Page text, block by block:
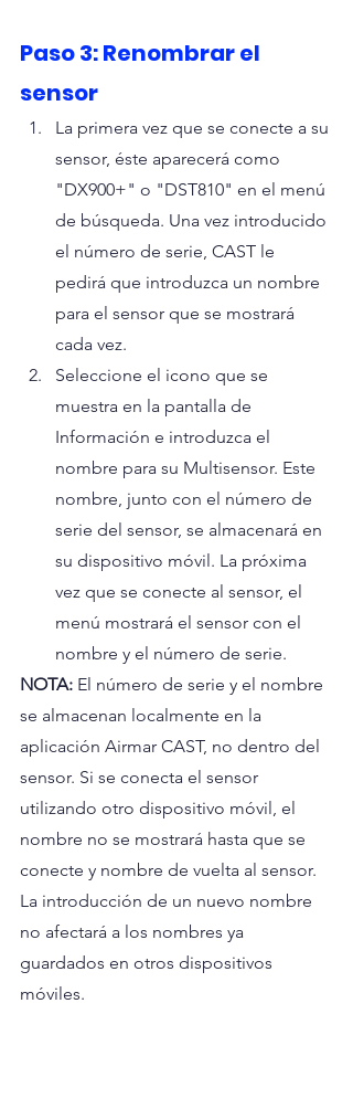
Paso 3: Renombrar el
sensor
La primera vez que se conecte a su
sensor, éste aparecerá como
"DX900+" o "DST810" en el menú
de búsqueda. Una vez introducido
el número de serie, CAST le
pedirá que introduzca un nombre
para el sensor que se mostrará
cada vez.
Seleccione el icono que se
muestra en la pantalla de
Información e introduzca el
nombre para su Multisensor. Este
nombre, junto con el número de
serie del sensor, se almacenará en
su dispositivo móvil. La próxima
vez que se conecte al sensor, el
menú mostrará el sensor con el
nombre y el número de serie.
NOTA: El número de serie y el nombre
se almacenan localmente en la
aplicación Airmar CAST, no dentro del
sensor. Si se conecta el sensor
utilizando otro dispositivo móvil, el
nombre no se mostrará hasta que se
conecte y nombre de vuelta al sensor.
La introducción de un nuevo nombre
no afectará a los nombres ya
guardados en otros dispositivos
móviles.